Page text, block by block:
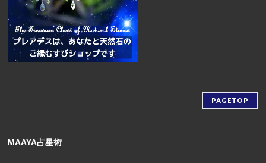
PAGETOP
MAAYA占星術